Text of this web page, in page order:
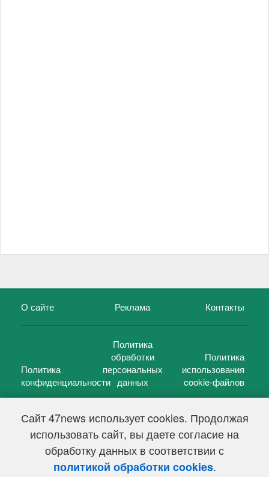
Сайт 47news использует cookies. Продолжая
использовать сайт, вы даете согласие на
обработку данных в соответствии с
политикой обработки cookies.
О сайте Реклама Контакты
Политика
конфиденциальности
Политика
обработки
персональных
данных
Политика
использования
cookie-файлов
47 новостей (47 news)2005 — 2026 г.
Свидетельство о регистрации СМИ Эл № ФС 77-39848, выдано
Федеральной службой по надзору в сфере связи,
информационных технологий и массовых коммуникаций